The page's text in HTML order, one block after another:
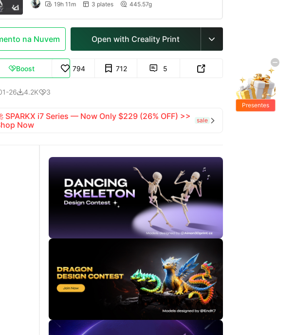
 19h 11m  3 plates  445.57g
na Nuvem Open with Creality Print 
Boost 794 712  5 
264.2K3
SPARKX i7 Series — Now Only $229 (26% OFF) >>
Now
sale 
Presentes